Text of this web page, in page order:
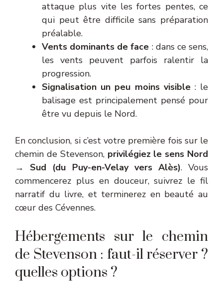
attaque plus vite les fortes pentes, ce
qui peut être difficile sans préparation
préalable.
Vents dominants de face : dans ce sens,
les vents peuvent parfois ralentir la
progression.
Signalisation un peu moins visible: le
balisage est principalement pensé pour
être vu depuis le Nord.
En conclusion, si c’est votre première fois sur le
chemin de Stevenson, privilégiez le sens Nord
→ Sud (du Puy-en-Velay vers Alès). Vous
commencerez plus en douceur, suivrez le fil
narratif du livre, et terminerez en beauté au
cœur des Cévennes.
Hébergements sur le chemin
de Stevenson : faut-il réserver ?
quelles options ?